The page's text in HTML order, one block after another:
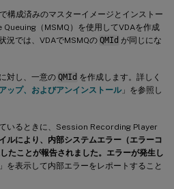
構成済みのマスターイメージとインストー
（MSMQ）を使用してVDAを作成
況では、VDAでMSMQの QMId が同じにな
対し、一意の QMId を作成します。詳しく
ップ、およびアンインストール」を参照し
いるときに、Session Recording Player
ルにより、内部システムエラー（エラーコ
たことが報告されました。エラーが発生し
」を表示して内部エラーをレポートすること